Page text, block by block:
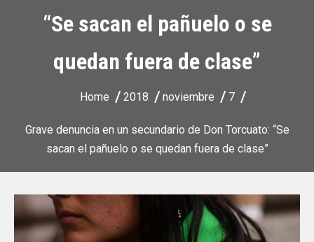
“Se sacan el pañuelo o se
quedan fuera de clase”
Home 2018 noviembre 7
Grave denuncia en un secundario de Don Torcuato: “Se
sacan el pañuelo o se quedan fuera de clase”